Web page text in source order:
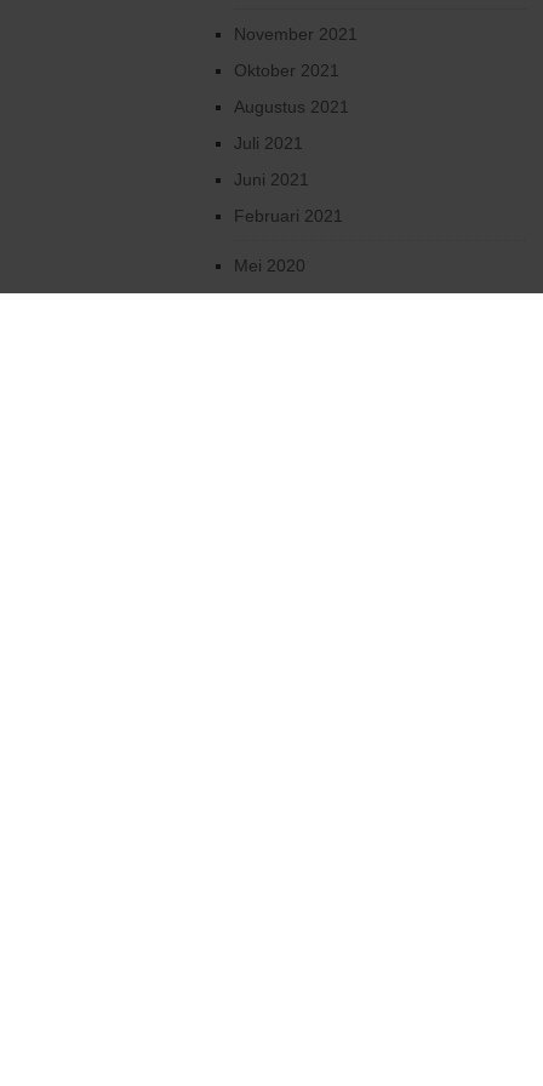
November 2021
Oktober 2021
Augustus 2021
Juli 2021
Juni 2021
Februari 2021
Mei 2020